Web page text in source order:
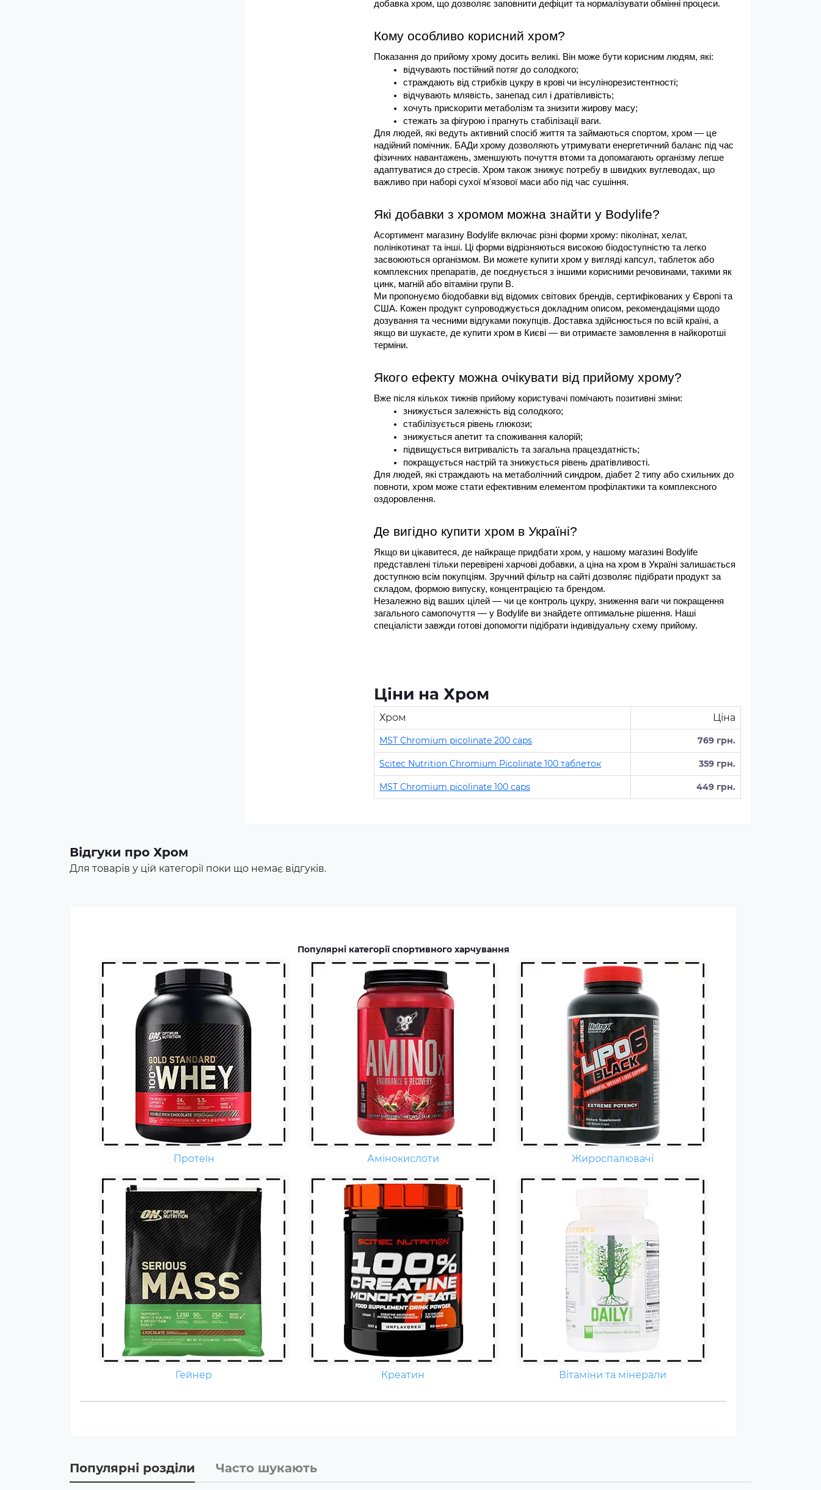
добавка хром, що дозволяє заповнити дефіцит та нормалізувати обмінні процеси.
Кому особливо корисний хром?
Показання до прийому хрому досить великі. Він може бути корисним людям, які:
відчувають постійний потяг до солодкого;
страждають від стрибків цукру в крові чи інсулінорезистентності;
відчувають млявість, занепад сил і дратівливість;
хочуть прискорити метаболізм та знизити жирову масу;
стежать за фігурою і прагнуть стабілізації ваги.
Для людей, які ведуть активний спосіб життя та займаються спортом, хром — це
надійний помічник. БАДи хрому дозволяють утримувати енергетичний баланс під час
фізичних навантажень, зменшують почуття втоми та допомагають організму легше
адаптуватися до стресів. Хром також знижує потребу в швидких вуглеводах, що
важливо при наборі сухої м'язової маси або під час сушіння.
Які добавки з хромом можна знайти у Bodylife?
Асортимент магазину Bodylife включає різні форми хрому: піколінат, хелат,
полінікотинат та інші. Ці форми відрізняються високою біодоступністю та легко
засвоюються організмом. Ви можете купити хром у вигляді капсул, таблеток або
комплексних препаратів, де поєднується з іншими корисними речовинами, такими як
цинк, магній або вітаміни групи B.
Ми пропонуємо біодобавки від відомих світових брендів, сертифікованих у Європі та
США. Кожен продукт супроводжується докладним описом, рекомендаціями щодо
дозування та чесними відгуками покупців. Доставка здійснюється по всій країні, а
якщо ви шукаєте, де купити хром в Києві — ви отримаєте замовлення в найкоротші
терміни.
Якого ефекту можна очікувати від прийому хрому?
Вже після кількох тижнів прийому користувачі помічають позитивні зміни:
знижується залежність від солодкого;
стабілізується рівень глюкози;
знижується апетит та споживання калорій;
підвищується витривалість та загальна працездатність;
покращується настрій та знижується рівень дратівливості.
Для людей, які страждають на метаболічний синдром, діабет 2 типу або схильних до
повноти, хром може стати ефективним елементом профілактики та комплексного
оздоровлення.
Де вигідно купити хром в Україні?
Якщо ви цікавитеся, де найкраще придбати хром, у нашому магазині Bodylife
представлені тільки перевірені харчові добавки, а ціна на хром в Україні залишається
доступною всім покупціям. Зручний фільтр на сайті дозволяє підібрати продукт за
складом, формою випуску, концентрацією та брендом.
Незалежно від ваших цілей — чи це контроль цукру, зниження ваги чи покращення
загального самопочуття — у Bodylife ви знайдете оптимальне рішення. Наші
спеціалісти завжди готові допомогти підібрати індивідуальну схему прийому.
Ціни на Хром
Хром Ціна
MST Chromium picolinate 200 caps 769 грн.
Scitec Nutrition Chromium Picolinate 100 таблеток 359 грн.
MST Chromium picolinate 100 caps 449 грн.
Відгуки про Хром
Для товарів у цій категорії поки що немає відгуків.
Популярні категорії спортивного харчування
покриває частину добової
потреби людини в білку,
Протеїн
Амінокислоти - це незамінні
підвищені спортивні
спеціальні добавки.
Амінокислоти Жироспалювачі
Гейнер (від англ. Gain - приріст,
добавка) - харчова добавка при
спортивному харчуванні.
Містить, головним чином,
вуглеводи (прості або складні,
від чого залежить ціна товару) і
білок (як правило концентрат
сироваткового білка, але
зустрічаються і
мультикомпонентні за складом
білка гейнери).
Гейнер
Креатин – спортивна добавка,
яка використовується у
силових видах спорту, фітнесі, а
також видах спорту, пов'язаних
з динамічним навантаженням
або силовою витривалістю. Це
кислота, що синтезується в
організмі людини в скелетних
м'язах.
Креатин
Щодня кожному спортсмену
необхідні вітаміни групи В,
карнітин. вітамін Т, вітаміни С, D,
E, F. Постійні тренування,
фізичні та психологічні
навантаження, змагання
збільшують добову норму
вітамінів та мінералів у 1,5-2
рази.
Вітаміни та мінерали
Популярні розділи Часто шукають